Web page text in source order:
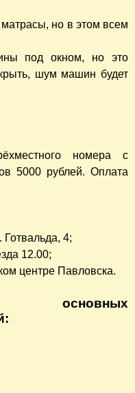
но в этом всем
под окном, но это
шум машин будет
номера с
5000 рублей. Оплата
Готвальда, 4;
12.00;
центре Павловска.
основных